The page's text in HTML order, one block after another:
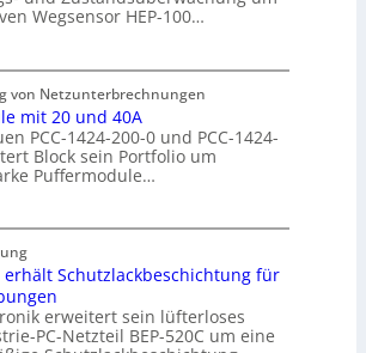
Wegsensor HEP-100…
von Netzunterbrechnungen
mit 20 und 40A
PCC-1424-200-0 und PCC-1424-
Block sein Portfolio um
Puffermodule…
erhält Schutzlackbeschichtung für
erweitert sein lüfterloses
PC-Netzteil BEP-520C um eine